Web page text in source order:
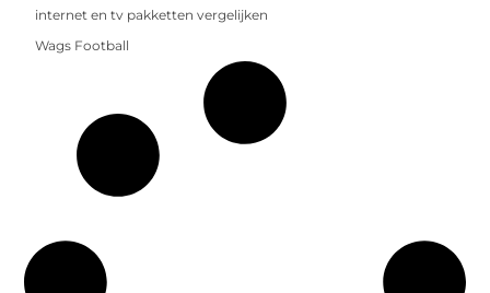
internet en tv pakketten vergelijken
Wags Football